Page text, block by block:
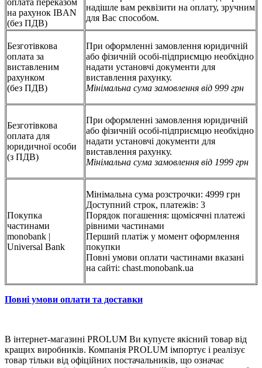
на рахунок IBAN
(без ПДВ)
надішле вам реквізити на оплату, зручним
для Вас способом.
Безготівкова
оплата за
виставленим
рахунком
(без ПДВ)
При оформленні замовлення юридичній
або фізичній особі-підприємцю необхідно
надати установчі документи для
виставлення рахунку.
Мінімальна сума замовлення від 999 грн
Безготівкова
оплата для
юридичної особи
(з ПДВ)
При оформленні замовлення юридичній
або фізичній особі-підприємцю необхідно
надати установчі документи для
виставлення рахунку.
Мінімальна сума замовлення від 1999 грн
Покупка
частинами
monobank |
Universal Bank
Мінімальна сума розстрочки: 4999 грн
Доступний строк, платежів: 3
Порядок погашення: щомісячні платежі
рівними частинами
Перший платіж у момент оформлення
покупки
Повні умови оплати частинами вказані
на сайті: chast.monobank.ua
Повні умови оплати та доставки
В інтернет-магазині PROLUM Ви купуєте якісний товар від
кращих виробників. Компанія PROLUM імпортує і реалізує
товар тільки від офіційних постачальників, що означає